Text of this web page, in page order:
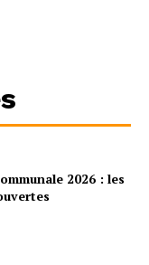
2026 : les